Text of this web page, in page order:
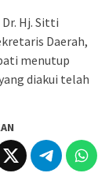
Hj. Sitti
Daerah,
menutup
diakui telah